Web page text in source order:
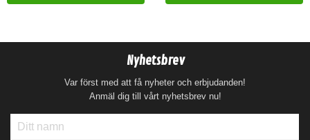
Nyhetsbrev
Var först med att få nyheter och erbjudanden!
Anmäl dig till vårt nyhetsbrev nu!